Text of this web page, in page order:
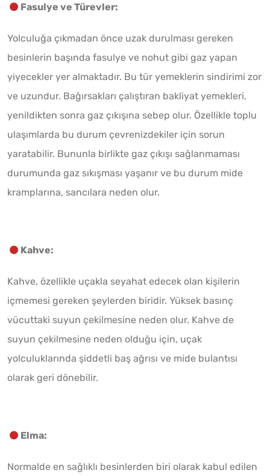
Fasulye ve Türevler:
Yolculuğa çıkmadan önce uzak durulması gereken
besinlerin başında fasulye ve nohut gibi gaz yapan
yiyecekler yer almaktadır. Bu tür yemeklerin sindirimi zor
ve uzundur. Bağırsakları çalıştıran bakliyat yemekleri,
yenildikten sonra gaz çıkışına sebep olur. Özellikle toplu
ulaşımlarda bu durum çevrenizdekiler için sorun
yaratabilir. Bununla birlikte gaz çıkışı sağlanmaması
durumunda gaz sıkışması yaşanır ve bu durum mide
kramplarına, sancılara neden olur.
Kahve:
Kahve, özellikle uçakla seyahat edecek olan kişilerin
içmemesi gereken şeylerden biridir. Yüksek basınç
vücuttaki suyun çekilmesine neden olur. Kahve de
suyun çekilmesine neden olduğu için, uçak
yolculuklarında şiddetli baş ağrısı ve mide bulantısı
olarak geri dönebilir.
Elma:
Normalde en sağlıklı besinlerden biri olarak kabul edilen